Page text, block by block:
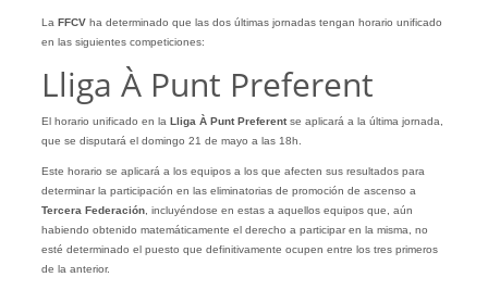
La FFCVha determinado que las dos últimas jornadas tengan horario unificado
en las siguientes competiciones:
Lliga À Punt Preferent
El horario unificado en la Lliga À Punt Preferentse aplicará a la última jornada,
que se disputará el domingo 21 de mayo a las 18h.
Este horario se aplicará a los equipos a los que afecten sus resultados para
determinar la participación en las eliminatorias de promoción de ascenso a
Tercera Federación, incluyéndose en estas a aquellos equipos que, aún
habiendo obtenido matemáticamente el derecho a participar en la misma, no
esté determinado el puesto que definitivamente ocupen entre los tres primeros
de la anterior.